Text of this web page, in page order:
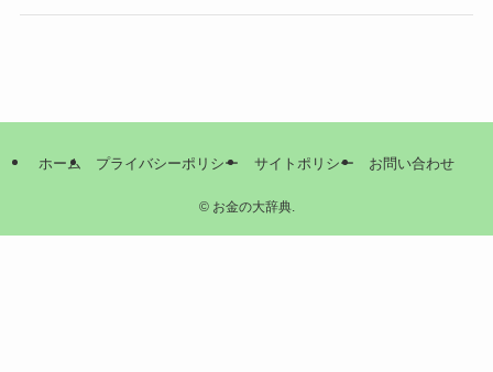
ホーム プライバシーポリシー サイトポリシー お問い合わせ
©お金の大辞典.